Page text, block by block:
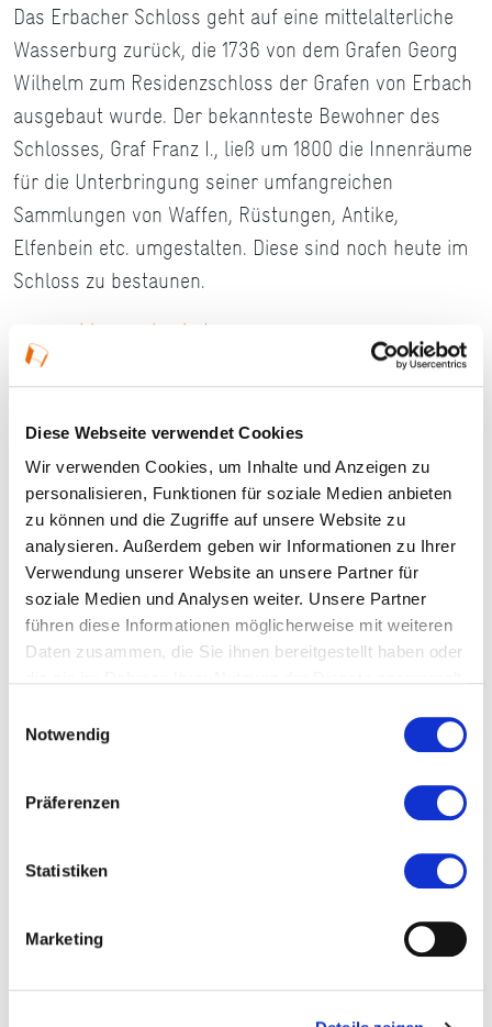
Diese Webseite verwendet Cookies
Wir verwenden Cookies, um Inhalte und Anzeigen zu
personalisieren, Funktionen für soziale Medien anbieten
zu können und die Zugriffe auf unsere Website zu
analysieren. Außerdem geben wir Informationen zu Ihrer
Verwendung unserer Website an unsere Partner für
soziale Medien und Analysen weiter. Unsere Partner
führen diese Informationen möglicherweise mit weiteren
Daten zusammen, die Sie ihnen bereitgestellt haben oder
Notwendig
Präferenzen
Statistiken
Marketing
Das Erbacher Schloss geht auf eine mittelalterliche
Wasserburg zurück, die 1736 von dem Grafen Georg
Wilhelm zum Residenzschloss der Grafen von Erbach
ausgebaut wurde. Der bekannteste Bewohner des
Schlosses, Graf Franz I., ließ um 1800 die Innenräume
für die Unterbringung seiner umfangreichen
Sammlungen von Waffen, Rüstungen, Antike,
Elfenbein etc. umgestalten. Diese sind noch heute im
Schloss zu bestaunen.
www.schloss-erbach.de
Stand 2018
Ort und Anfahrt
Marktplatz 7
64711 Erbach
Auf Google Maps ansehen